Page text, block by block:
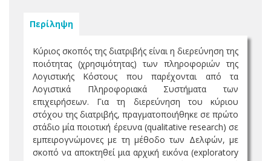
Περίληψη
Κύριος σκοπός της διατριβής είναι η διερεύνηση της
ποιότητας (χρησιμότητας) των πληροφοριών της
Λογιστικής Κόστους που παρέχονται από τα
Λογιστικά Πληροφοριακά Συστήματα των
επιχειρήσεων. Για τη διερεύνηση του κύριου
στόχου της διατριβής, πραγματοποιήθηκε σε πρώτο
στάδιο μία ποιοτική έρευνα (qualitative research) σε
εμπειρογνώμονες με τη μέθοδο των Δελφών, με
σκοπό να αποκτηθεί μια αρχική εικόνα (exploratory